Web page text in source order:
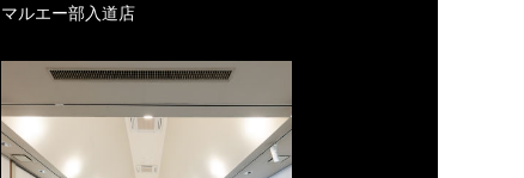
マルエー部入道店